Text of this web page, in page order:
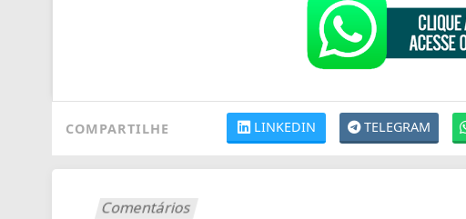
COMPARTILHE TELEGRAM
LINKEDIN
Comentários